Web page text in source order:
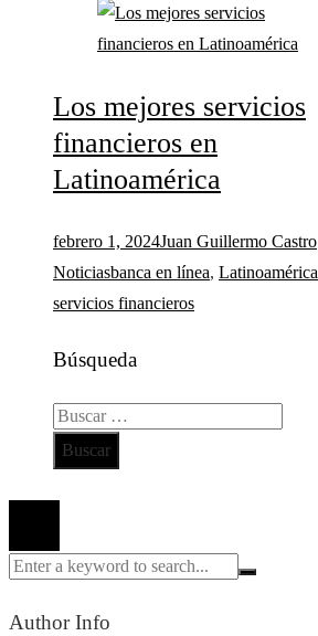
Los mejores servicios
financieros en
Latinoamérica
febrero 1, 2024Juan Guillermo Castro
Noticiasbanca en línea, Latinoamérica
servicios financieros
Búsqueda
Buscar:
Author Info